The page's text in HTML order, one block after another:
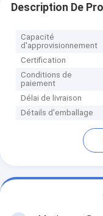
Description De
Capacité
d'approvisionnement
Certification
Conditions de
paiement
Délai de livraison
Détails d'emballage